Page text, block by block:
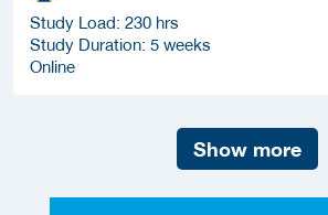
Study Load: 230 hrs
Study Duration: 5 weeks
Online
Show more